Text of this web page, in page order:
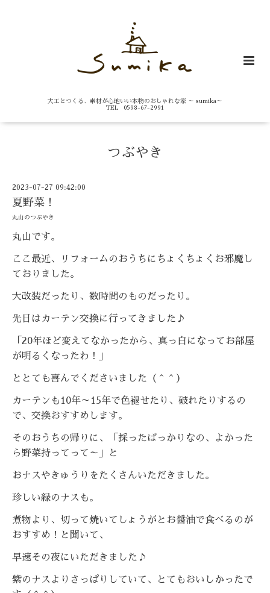
大工とつくる、素材が心地いい本物のおしゃれな家 ～ sumika～
TEL 0598-67-2991
つぶやき
2023-07-27 09:42:00
夏野菜！
丸山のつぶやき
丸山です。
ここ最近、リフォームのおうちにちょくちょくお邪魔し
ておりました。
大改装だったり、数時間のものだったり。
先日はカーテン交換に行ってきました♪
「20年ほど変えてなかったから、真っ白になってお部屋
が明るくなったわ！」
ととても喜んでくださいました（＾＾）
カーテンも10年～15年で色褪せたり、破れたりするの
で、交換おすすめします。
そのおうちの帰りに、「採ったばっかりなの、よかった
ら野菜持ってって～」と
おナスやきゅうりをたくさんいただきました。
珍しい緑のナスも。
煮物より、切って焼いてしょうがとお醤油で食べるのが
おすすめ！と聞いて、
早速その夜にいただきました♪
紫のナスよりさっぱりしていて、とてもおいしかったで